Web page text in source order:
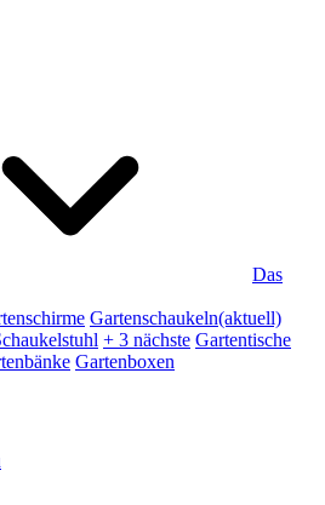
Das
Gartenschaukeln(aktuell)
+ 3 nächste Gartentische
Gartenboxen